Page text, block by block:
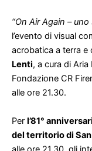
“On Air Again –
l’evento di visual
acrobatica a terra e
Lenti, a cura di
Fondazione CR
alle ore 21.30.
Per l’81°
del territorio di